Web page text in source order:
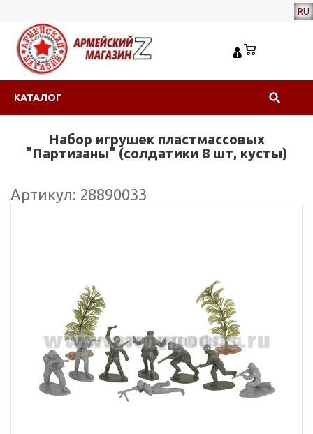
RU
КАТАЛОГ
Набор игрушек пластмассовых
"Партизаны" (солдатики 8 шт, кусты)
Артикул: 28890033